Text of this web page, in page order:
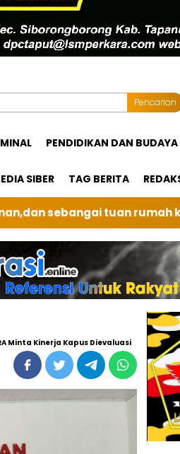
Pencarian
PENDIDIKAN DAN BUDAYA
SIBER TAG BERITA
kali ini BRI Unit Silindung
Minta Kinerja Kapus Dievaluasi